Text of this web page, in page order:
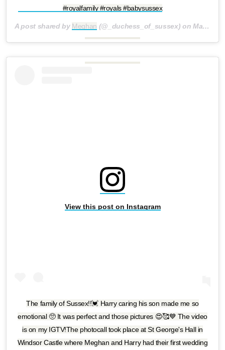
#royalfamily #royals #babysussex
A post shared by Meghan (@_duchess_of_sussex) on May 8, 2019 at 4:43am PDT
View this post on Instagram
The family of Sussex!!💓 Harry caring his son made me so
emotional 🥺 It was perfect and those pictures 😍🥰💙 The video
is on my IGTV!The photocall took place at St George's Hall in
Windsor Castle where Meghan and Harry had their first wedding